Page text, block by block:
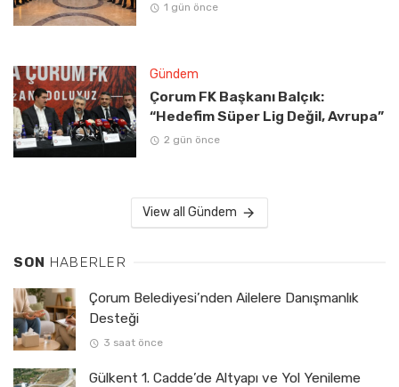
1 gün önce
Gündem
Çorum FK Başkanı Balçık:
“Hedefim Süper Lig Değil, Avrupa”
2 gün önce
View all Gündem
SON HABERLER
Çorum Belediyesi’nden Ailelere Danışmanlık
Desteği
3 saat önce
Gülkent 1. Cadde’de Altyapı ve Yol Yenileme